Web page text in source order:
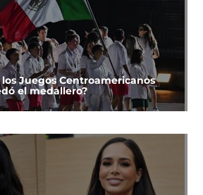
Juegos Centroamericanos
el medallero?